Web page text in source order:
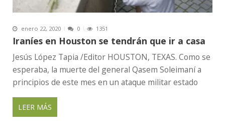
enero 22, 2020 0 1351
Iraníes en Houston se tendrán que ir a casa
Jesús López Tapia /Editor HOUSTON, TEXAS. Como se
esperaba, la muerte del general Qasem Soleimaní a
principios de este mes en un ataque militar estado
LEER MÁS